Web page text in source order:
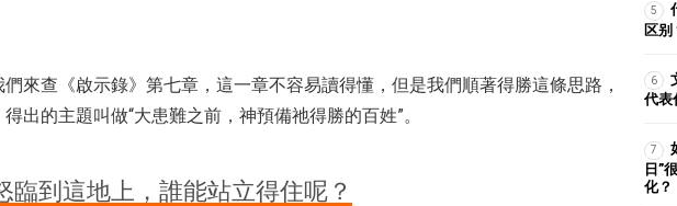
們來查《啟示錄》第七章，這一章不容易讀得懂，但是我們順著得勝這條思路，
出的主題叫做“大患難之前，神預備祂得勝的百姓”。
臨到這地上，誰能站立得住呢？
5
区别
6
代表
7
日”
化？